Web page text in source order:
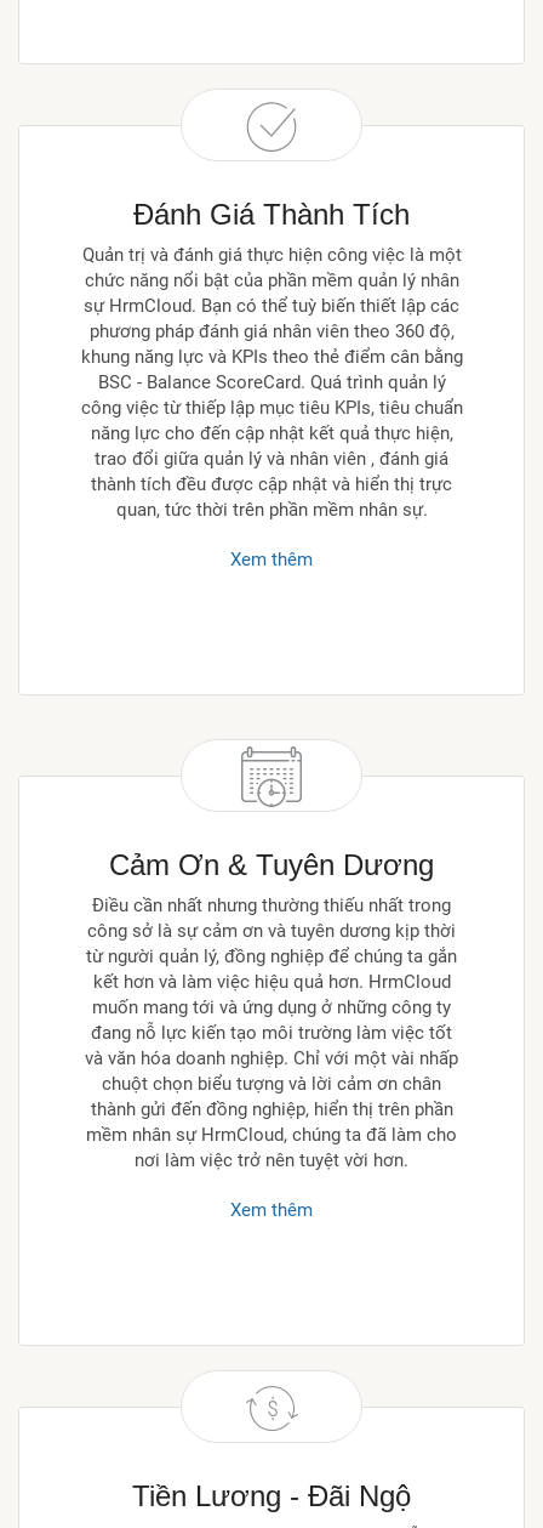
Đánh Giá Thành Tích
Quản trị và đánh giá thực hiện công việc là một
chức năng nổi bật của phần mềm quản lý nhân
sự HrmCloud. Bạn có thể tuỳ biến thiết lập các
phương pháp đánh giá nhân viên theo 360 độ,
khung năng lực và KPIs theo thẻ điểm cân bằng
BSC - Balance ScoreCard. Quá trình quản lý
công việc từ thiếp lập mục tiêu KPIs, tiêu chuẩn
năng lực cho đến cập nhật kết quả thực hiện,
trao đổi giữa quản lý và nhân viên , đánh giá
thành tích đều được cập nhật và hiển thị trực
quan, tức thời trên phần mềm nhân sự.
Xem thêm
Cảm Ơn & Tuyên Dương
Điều cần nhất nhưng thường thiếu nhất trong
công sở là sự cảm ơn và tuyên dương kịp thời
từ người quản lý, đồng nghiệp để chúng ta gắn
kết hơn và làm việc hiệu quả hơn. HrmCloud
muốn mang tới và ứng dụng ở những công ty
đang nỗ lực kiến tạo môi trường làm việc tốt
và văn hóa doanh nghiệp. Chỉ với một vài nhấp
chuột chọn biểu tượng và lời cảm ơn chân
thành gửi đến đồng nghiệp, hiển thị trên phần
mềm nhân sự HrmCloud, chúng ta đã làm cho
nơi làm việc trở nên tuyệt vời hơn.
Xem thêm
Tiền Lương - Đãi Ngộ